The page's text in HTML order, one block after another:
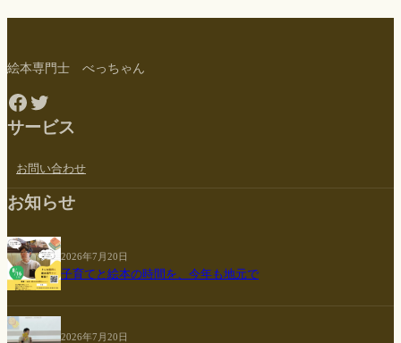
絵本専門士 べっちゃん
Facebook
Twitter
サービス
お問い合わせ
お知らせ
2026年7月20日
子育てと絵本の時間を、今年も地元で
2026年7月20日